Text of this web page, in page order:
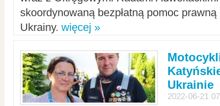
skoordynowaną bezpłatną pomoc
Ukrainy. więcej »
Ukrainie
2022-06-21